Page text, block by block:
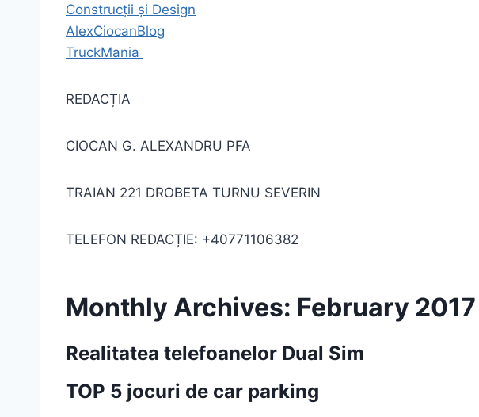
Construcții și Design
AlexCiocanBlog
TruckMania
REDACȚIA
CIOCAN G. ALEXANDRU PFA
TRAIAN 221 DROBETA TURNU SEVERIN
TELEFON REDACȚIE: +40771106382
Monthly Archives: February 2017
Realitatea telefoanelor Dual Sim
TOP 5 jocuri de car parking